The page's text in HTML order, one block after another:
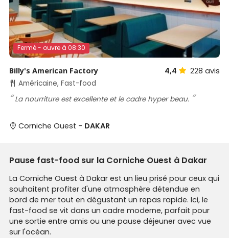
Fermé - ouvre à 08:30
Billy's American Factory 4,4 228 avis
Américaine, Fast-food
La nourriture est excellente et le cadre hyper beau.
Corniche Ouest - DAKAR
Pause fast-food sur la Corniche Ouest à Dakar
La Corniche Ouest à Dakar est un lieu prisé pour ceux qui
souhaitent profiter d'une atmosphère détendue en
bord de mer tout en dégustant un repas rapide. Ici, le
fast-food se vit dans un cadre moderne, parfait pour
une sortie entre amis ou une pause déjeuner avec vue
sur l'océan.